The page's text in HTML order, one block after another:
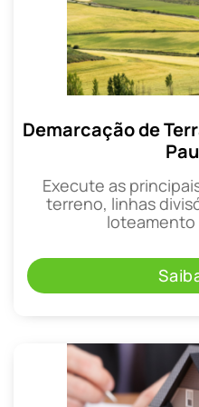
Demarcação de
Execute as
terreno, linhas